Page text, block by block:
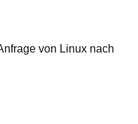
von Linux nach